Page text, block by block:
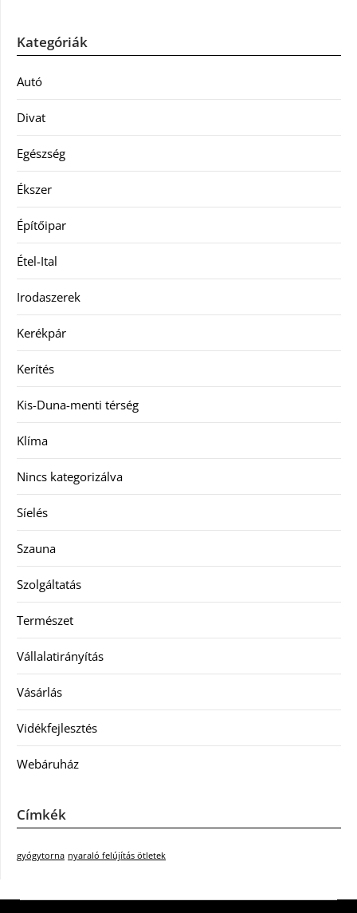
Kategóriák
Autó
Divat
Egészség
Ékszer
Építőipar
Étel-Ital
Irodaszerek
Kerékpár
Kerítés
Kis-Duna-menti térség
Klíma
Nincs kategorizálva
Síelés
Szauna
Szolgáltatás
Természet
Vállalatirányítás
Vásárlás
Vidékfejlesztés
Webáruház
Címkék
gyógytorna nyaraló felújítás ötletek